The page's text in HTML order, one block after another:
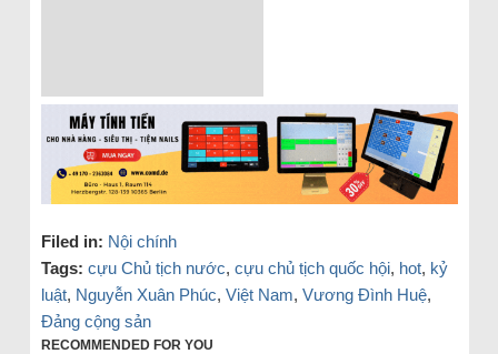
Filed in: Nội chính
Tags: cựu Chủ tịch nước, cựu chủ tịch quốc hội, hot, kỷ
luật, Nguyễn Xuân Phúc, Việt Nam, Vương Đình Huệ,
Đảng cộng sản
RECOMMENDED FOR YOU